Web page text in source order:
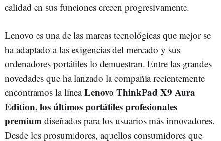
calidad en sus funciones crecen progresivamente.
Lenovo es una de las marcas tecnológicas que mejor se
ha adaptado a las exigencias del mercado y sus
ordenadores portátiles lo demuestran. Entre las grandes
novedades que ha lanzado la compañía recientemente
encontramos la líneaLenovo ThinkPad X9 Aura
Edition, losúltimos portátiles profesionales
premium diseñados para los usuarios más innovadores.
Desde los prosumidores, aquellos consumidores que